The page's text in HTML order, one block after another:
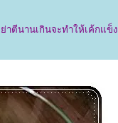
าตีนานเกินจะทำให้เค้กแข็ง